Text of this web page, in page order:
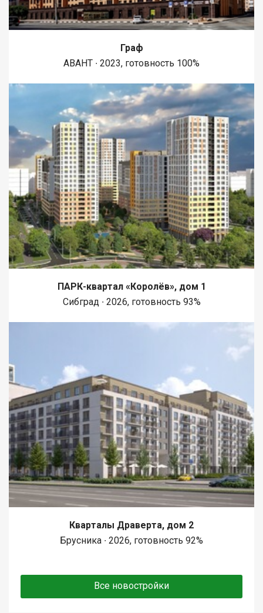
Граф
АВАНТ ∙ 2023, готовность 100%
ПАРК-квартал «Королёв», дом 1
Сибград ∙ 2026, готовность 93%
Кварталы Драверта, дом 2
Брусника ∙ 2026, готовность 92%
Все новостройки